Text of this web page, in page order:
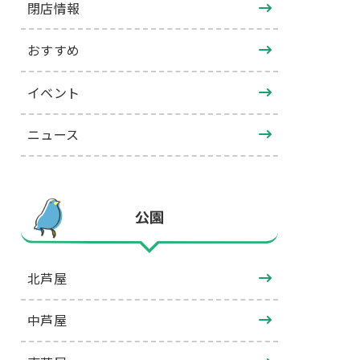
閉店情報
おすすめ
イベント
ニュース
公園
北芦屋
中芦屋